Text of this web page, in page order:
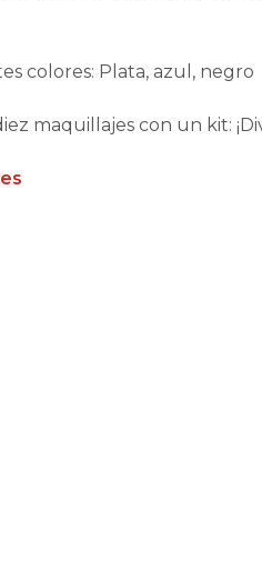
colores: Plata, azul, negro
maquillajes con un kit: